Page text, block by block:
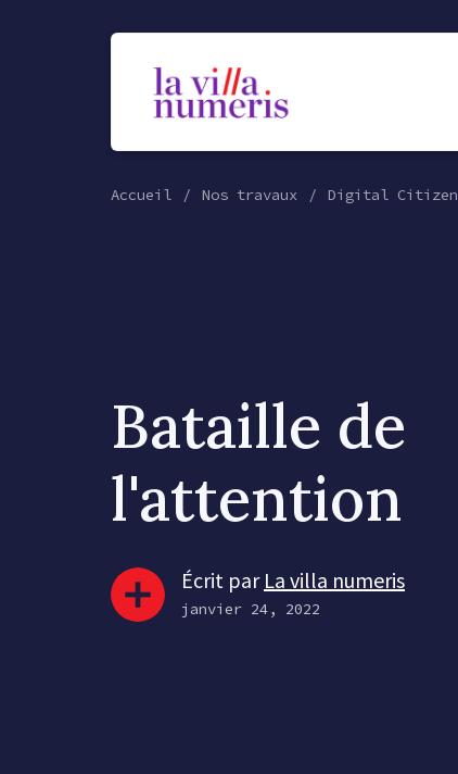
Accueil Nos travaux Digital Citizen
Bataille de
l'attention
Écrit par La villa numeris
janvier 24, 2022